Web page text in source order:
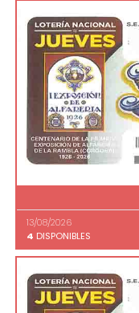
13/08/2026
4 DISPONIBLES